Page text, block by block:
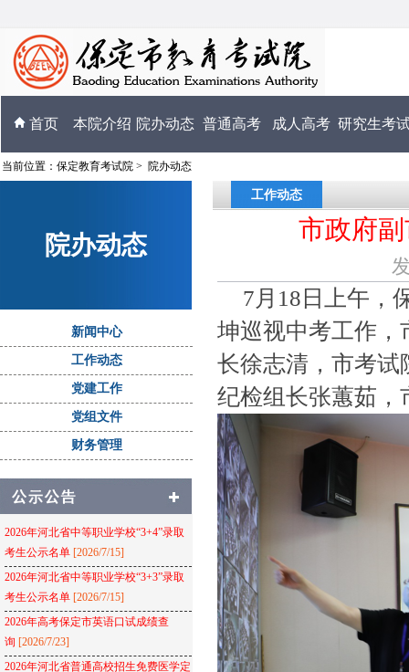
首页 本院介绍 院办动态 普通高考 成人高考 研究生考
当前位置： 保定教育考试院 > 院办动态
院办动态
新闻中心
工作动态
党建工作
党组文件
财务管理
2026年河北省中等职业学校“3+4”录取
考生公示名单 [2026/7/15]
2026年河北省中等职业学校“3+3”录取
考生公示名单 [2026/7/15]
2026年高考保定市英语口试成绩查
询 [2026/7/23]
2026年河北省普通高校招生免费医学定
工作动态
市政府
7月18日上午，
坤巡视中考工作，
长徐志清，市考试
纪检组长张蕙茹，